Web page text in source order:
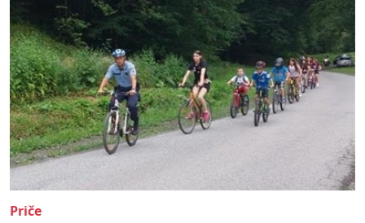
Priče